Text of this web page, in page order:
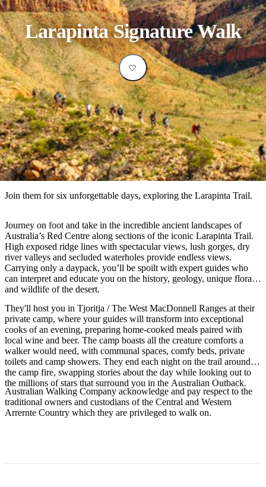
訪
景
點
受
歡
迎
目
的
地
內
陸
和
戶
外
按
地
區
探
索
護
區
瀑
布
納
國
家
公
園
必
玩
活
動
驗
旅
客
類
型
推
薦
榜
單
規
劃
您
的
旅
行
規
劃
和
預
訂
實
用
資
訊
規
劃
工
具
搜
尋:
Larapinta Signature Walk
Join them for six unforgettable days, exploring the Larapinta Trail.
Journey on foot and take in the incredible ancient landscapes of
Australia’s Red Centre along sections of the iconic Larapinta Trail.
High exposed ridge lines with spectacular views, lush gorges, dry
river valleys and secluded waterholes provide endless views.
Carrying only a daypack, you’ll be spoilt with expert guides who
can interpret and educate you on the history, geology, unique flora,
and wildlife of the desert.
They'll host you in Tjoritja / The West MacDonnell Ranges at their
private camp, where your guides will transform into exceptional
cooks of an evening, preparing home-cooked meals paired with
local wine and beer. The camp boasts all the creature comforts a
walker would need, with communal spaces, comfy beds, private
toilets and camp showers. They end each night on the trail around
the camp fire, swapping stories about the day while looking out to
the millions of stars that surround you in the Australian Outback.
Australian Walking Company acknowledge and pay respect to the
traditional owners and custodians of the Central and Western
Arrernte Country which they are privileged to walk on.